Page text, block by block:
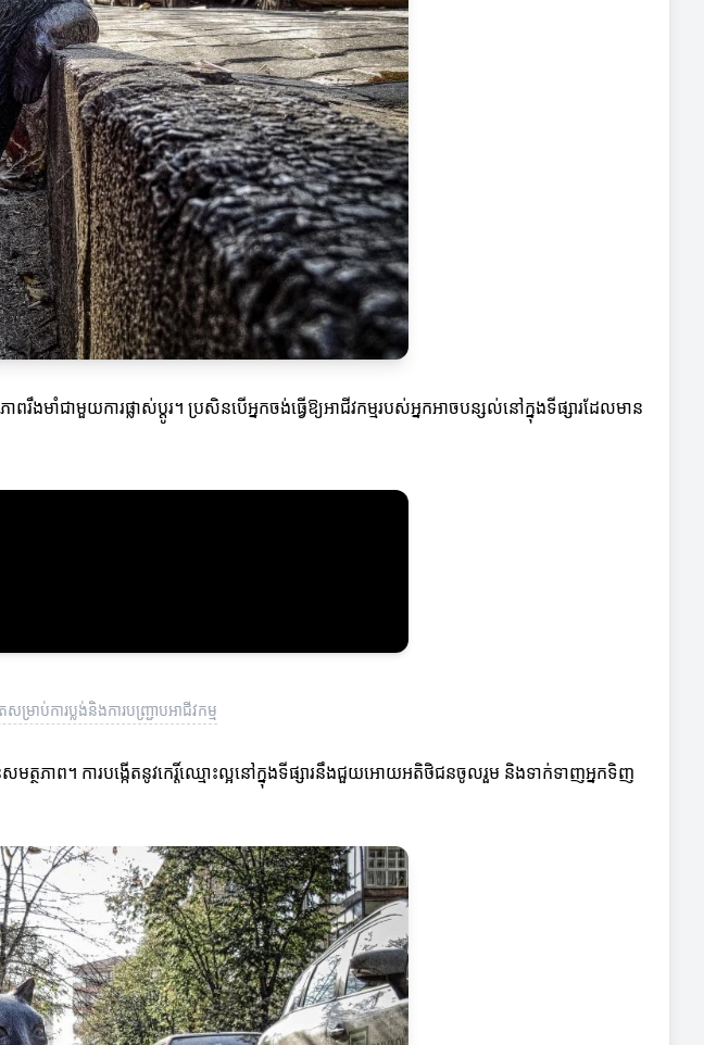
រឹងមាំជាមួយការផ្លាស់ប្តូរ។ ប្រសិនបើអ្នកចង់ធ្វើឱ្យអាជីវកម្មរបស់អ្នកអាចបន្សល់នៅក្នុងទីផ្សារដែលមាន
ាប់ការប្លង់និងការបញ្ជ្រាបអាជីវកម្ម
សមត្ថភាព។ ការបង្កើតនូវកេរ្តិ៍ឈ្មោះល្អនៅក្នុងទីផ្សារនឹងជួយអោយអតិថិជនចូលរួម និងទាក់ទាញអ្នកទិញ